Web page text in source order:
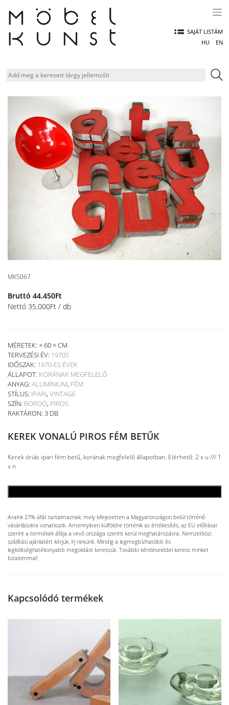
content
SAJÁT LISTÁM
HU
EN
MK5067
Bruttó 44.450Ft
Nettó 35.000Ft / db
MÉRETEK: × 60 × CM
TERVEZÉSI ÉV: 1970S
IDŐSZAK: 1970-ES ÉVEK
ÁLLAPOT: KORÁNAK MEGFELELŐ
ANYAG: ALUMÍNIUM, FÉM
STÍLUS: IPARI, VINTAGE
SZÍN: BORDÓ, PIROS
RAKTÁRON: 3 DB
KEREK VONALÚ PIROS FÉM BETŰK
Kerek óriás ipari fém betű, korának megfelelő állapotban. Elérhető: 2 x u /// 1
x n
Áraink 27% áfát tartalmaznak, mely kifejezetten a Magyarországon belül történő
vásárlásokra vonatkozik. Amennyiben külföldre történik az értékesítés, az EU előírásai
szerint a termékek áfája a vevő országa szerint kerül meghatározásra. Nemzetközi
szállítási ajánlatért kérjük, írj nekünk. Mindig a legmegbízhatóbb és
legköltséghatékonyabb megoldást keressük. További kérdéseiddel keress minket
bizalommal!
Kapcsolódó termékek